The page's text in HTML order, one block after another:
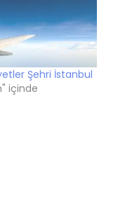
Şehri İstanbul
içinde